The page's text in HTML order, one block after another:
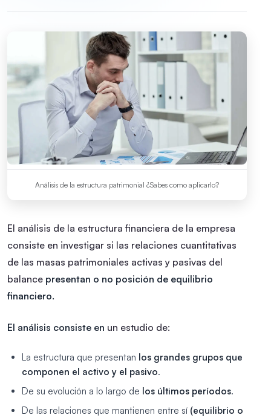
Análisis de la estructura patrimonial ¿Sabes como aplicarlo?
El análisis de la estructura financiera de la empresa
consiste en investigar si las relaciones cuantitativas
de las masas patrimoniales activas y pasivas del
balance presentan o no posición de equilibrio
financiero.
El análisis consiste en un estudio de:
La estructura que presentan los grandes grupos que
componen el activo y el pasivo.
De su evolución a lo largo de los últimos períodos.
De las relaciones que mantienen entre sí (equilibrio o